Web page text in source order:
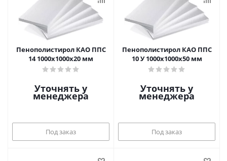
Пенополистирол КАО ППС
14 1000х1000х20 мм
Уточнять у
менеджера
Под заказ
Пенополистирол КАО ППС
10 У 1000х1000х50 мм
Уточнять у
менеджера
Под заказ